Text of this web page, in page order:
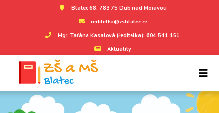
Blatec 68, 783 75 Dub nad Moravou
reditelka@zsblatec.cz
Mgr. Taťána Kasalová (ředitelka): 604 541 151
Aktuality